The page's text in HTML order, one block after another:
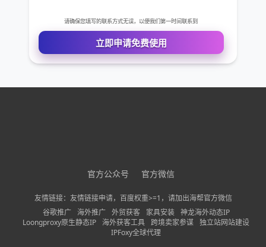
免费VIP权限体验
您的姓名
官方公众号 官方微信
友情链接：友情链接申请，百度权重>=1，请加出海帮官方微信
谷歌推广
海外推广 外贸获客 家具安装
神龙海外动态IP
Loongproxy原生静态IP 海外获客工具 跨境卖家参谋 独立站网站建设
IPFoxy全球代理